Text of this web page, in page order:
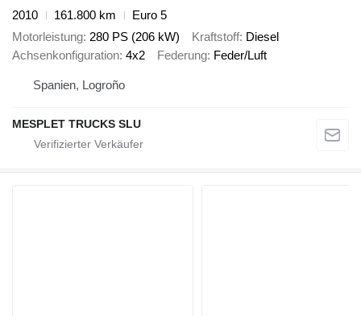
2010
161.800 km
Euro 5
Motorleistung 280 PS (206 kW) Kraftstoff Diesel
Achsenkonfiguration 4x2 Federung Feder/Luft
Spanien, Logroño
MESPLET TRUCKS SLU